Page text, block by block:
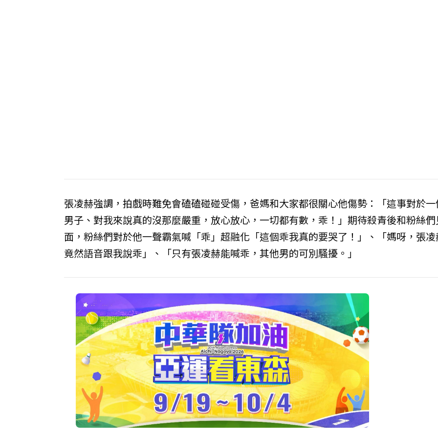
張凌赫強調，拍戲時難免會磕磕碰碰受傷，爸媽和大家都很關心他傷勢：「這事對於
男子、對我來說真的沒那麼嚴重，放心放心，一切都有數，乖！」期待殺青後和粉絲
面，粉絲們對於他一聲霸氣喊「乖」超融化「這個乖我真的要哭了！」、「媽呀，張
竟然語音跟我說乖」、「只有張凌赫能喊乖，其他男的可別騷擾。」